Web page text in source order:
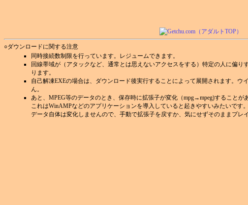
○ダウンロードに関する注意
同時接続数制限を行っています。レジュームできます。
回線帯域が（アタックなど、通常とは思えないアクセスをする）特定の人に偏
ります。
自己解凍EXEの場合は、ダウンロード後実行することによって展開されます。
ん。
あと、MPEG等のデータのとき、保存時に拡張子が変化（mpg→mpeg)することが
これはWinAMPなどのアプリケーションを導入していると起きやすいみたいです。
データ自体は変化しませんので、手動で拡張子を戻すか、気にせずそのままプレ